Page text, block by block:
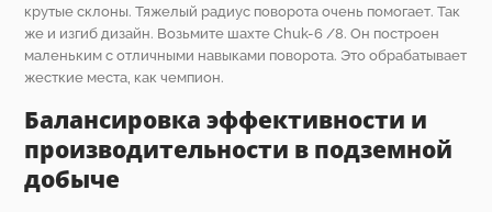
крутые склоны. Тяжелый радиус поворота очень помогает. Так
же и изгиб дизайн. Возьмите шахте Chuk-6 /8. Он построен
маленьким с отличными навыками поворота. Это обрабатывает
жесткие места, как чемпион.
Балансировка эффективности и
производительности в подземной
добыче